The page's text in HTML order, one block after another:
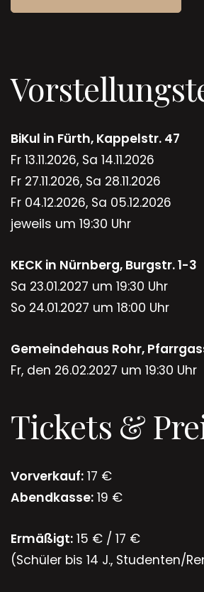
BiKul in Fürth, Kappelstr. 47
Fr 13.11.2026, Sa 14.11.2026
Fr 27.11.2026, Sa 28.11.2026
Fr 04.12.2026, Sa 05.12.2026
jeweils um 19:30 Uhr
KECK in Nürnberg, Burgstr. 1-3
Sa 23.01.2027 um 19:30 Uhr
So 24.01.2027 um 18:00 Uhr
Gemeindehaus Rohr,
Fr, den 26.02.2027 um 19:30 Uhr
Tickets &
Vorverkauf: 17 €
Abendkasse: 19 €
Ermäßigt: 15 € / 17 €
(Schüler bis 14 J., Studenten/